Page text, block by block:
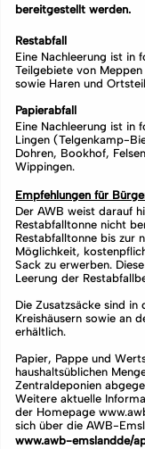
bereitgestellt werden.
Restabfall
Eine Nachleerung ist in
Teilgebiete von
sowie Haren und
Papierabfall
Eine Nachleerung ist in
Lingen (Telgenkamp-
Dohren, Bookhof,
Wippingen.
Empfehlungen für
Der AWB weist darauf
Restabfalltonne nicht
Restabfalltonne bis zur
Möglichkeit,
Sack zu erwerben.
Leerung der
Die Zusatzsäcke sind in
Kreishäusern sowie an
erhältlich.
Papier, Pappe und
haushaltsüblichen
Zentraldeponien
Weitere aktuelle
der Homepage
sich über die AWB-
www.awb-emslandde/